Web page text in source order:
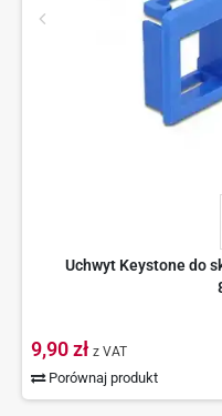
Uchwyt Keystone do
9,90 zł z VAT
Porównaj produkt